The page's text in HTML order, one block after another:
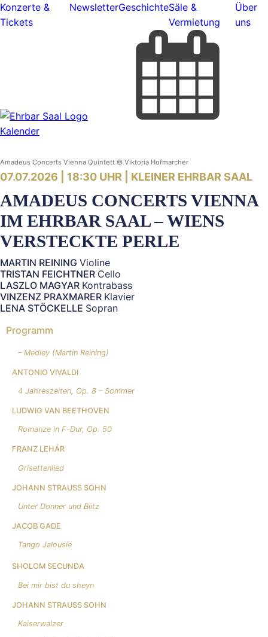
Konzerte &
Tickets
NewsletterGeschichteSäle &
Vermietung
Über
uns
Kalender
Amadeus Concerts Vienna Quintett © Viktoria Hofmarcher
07.07.2026 | 18:30 UHR | KLEINER EHRBAR SAAL
AMADEUS CONCERTS VIENNA
IM EHRBAR SAAL – WIENS
VERSTECKTE PERLE
MARTIN REINING Violine
TRISTAN FEICHTNER Cello
LASZLO MAGYAR Kontrabass
VINZENZ PRAXMARER Klavier
LENA STÖCKELLE Sopran
Programm
– Medley (Martin Reining)
ANTONIO VIVALDI
4 Jahreszeiten, Op. 8 – Sommer
LUDWIG VAN BEETHOVEN
Romanze in F-Dur, Op. 50
FRANZ LEHÁR
Grisettenlied
JOHANN STRAUSS SOHN
Unter Donner und Blitz
JACOB GADE
Tango Jalousie
SHOLOM SECUNDA
Bei mir bist du sheyn
JOHANN STRAUSS SOHN
Kaiserwalzer